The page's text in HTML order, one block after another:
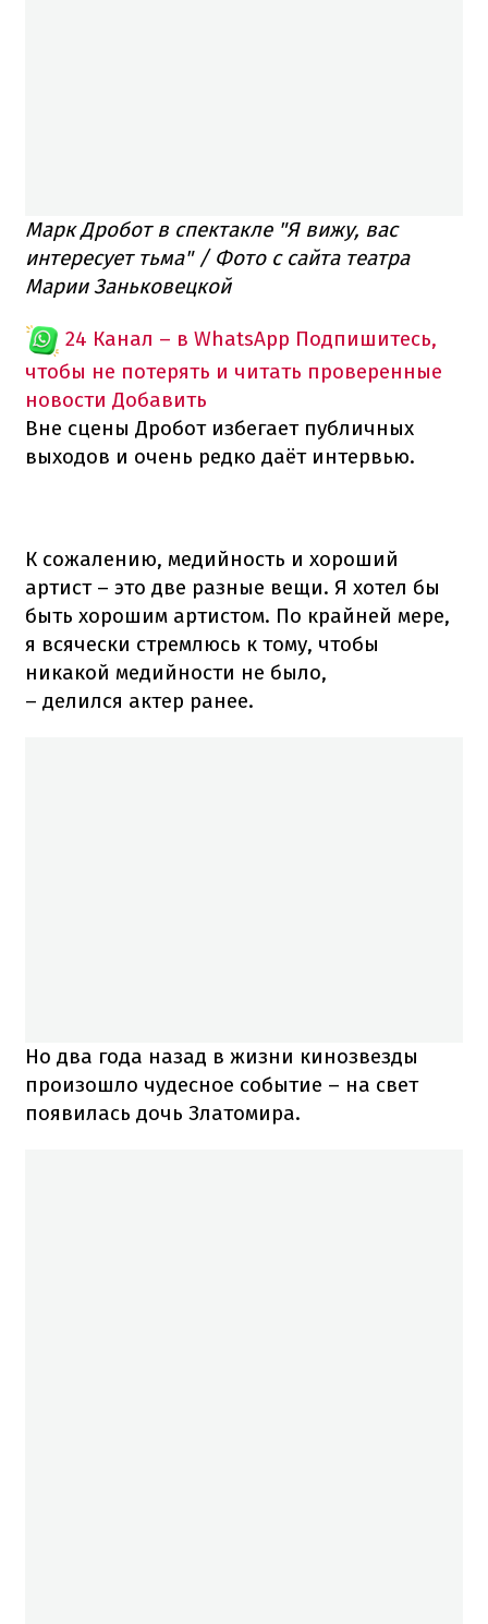
Марк Дробот в спектакле "Я вижу, вас
интересует тьма" / Фото с сайта театра
Марии Заньковецкой
24 Канал – в WhatsApp Подпишитесь,
чтобы не потерять и читать проверенные
новости Добавить
Вне сцены Дробот избегает публичных
выходов и очень редко даёт интервью.
К сожалению, медийность и хороший
артист – это две разные вещи. Я хотел бы
быть хорошим артистом. По крайней мере,
я всячески стремлюсь к тому, чтобы
никакой медийности не было,
– делился актер ранее.
Но два года назад в жизни кинозвезды
произошло чудесное событие – на свет
появилась дочь Златомира.